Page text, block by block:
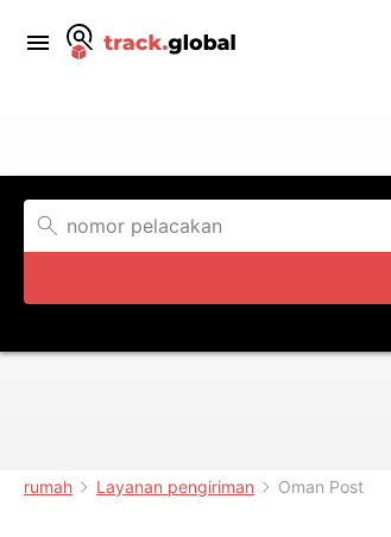
rumah Layanan pengiriman Oman Post